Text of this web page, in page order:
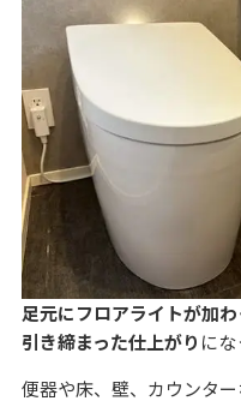
足元にフロアライトが加
引き締まった仕上がり にな
便器や床、壁、カウンタ